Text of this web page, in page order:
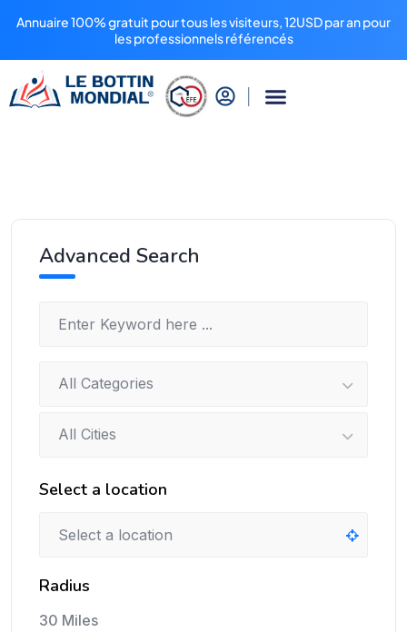
Annuaire 100% gratuit pour tous les visiteurs, 12USD par an pour
les professionnels référencés
Advanced Search
All Categories
All Cities
Select a location
Radius
30 Miles